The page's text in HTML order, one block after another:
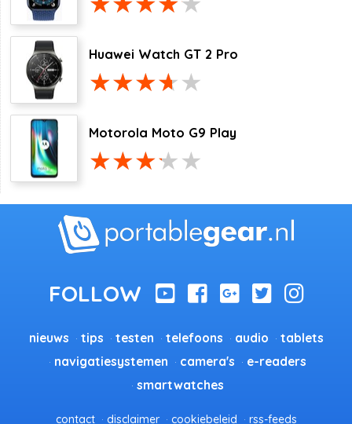
Huawei Watch GT 2 Pro
Motorola Moto G9 Play
nieuws tips testen telefoons audio
tablets
navigatiesystemen
camera's
e-readers
smartwatches
contact disclaimer cookiebeleid rss-feeds